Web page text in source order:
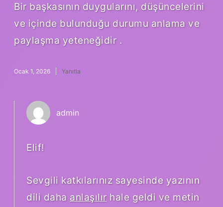
Bir başkasının duygularını, düşüncelerini
ve içinde bulunduğu durumu anlama ve
paylaşma yeteneğidir .
Ocak 1, 2026 Yanıtla
admin
Elif!
Sevgili katkılarınız sayesinde yazının
dili daha anlaşılır hale geldi ve metin